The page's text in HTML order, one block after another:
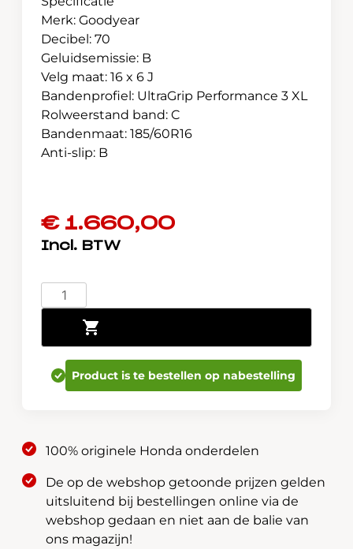
Merk: Goodyear
Decibel: 70
Geluidsemissie: B
Velg maat: 16 x 6 J
Bandenprofiel: UltraGrip Performance 3 XL
Rolweerstand band: C
Bandenmaat: 185/60R16
Anti-slip: B
€1.660,00
Honda
Jazz
Crosstar
e:HEV
Winterwielen
set
185/60R16
Toevoegen aan winkelwagen
Product is te bestellen op nabestelling
100% originele Honda onderdelen
De op de webshop getoonde prijzen gelden
uitsluitend bij bestellingen online via de
webshop gedaan en niet aan de balie van
ons magazijn!